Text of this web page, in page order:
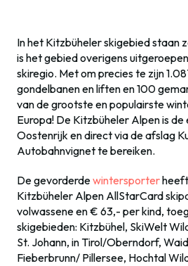
In het Kitzbüheler skigebied staan
is het gebied overigens
skiregio. Met om precies te zijn
gondelbanen en liften en 100
van de grootste en populairste
Europa! De Kitzbüheler Alpen is
Oostenrijk en direct via de afslag
Autobahnvignet te bereiken.
De gevorderdewintersporter
Kitzbüheler Alpen AllStarCard
volwassene en € 63,- per kind,
skigebieden: Kitzbühel, SkiWelt
St. Johann, in Tirol/Oberndorf,
Fieberbrunn/ Pillersee, Hochtal